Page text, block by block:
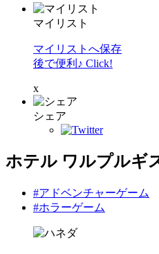
マイリスト
マイリストへ保存
後で便利♪ Click!
x
シェア
ホテル ワルプルギ
#アドベンチャーゲーム
#ホラーゲーム